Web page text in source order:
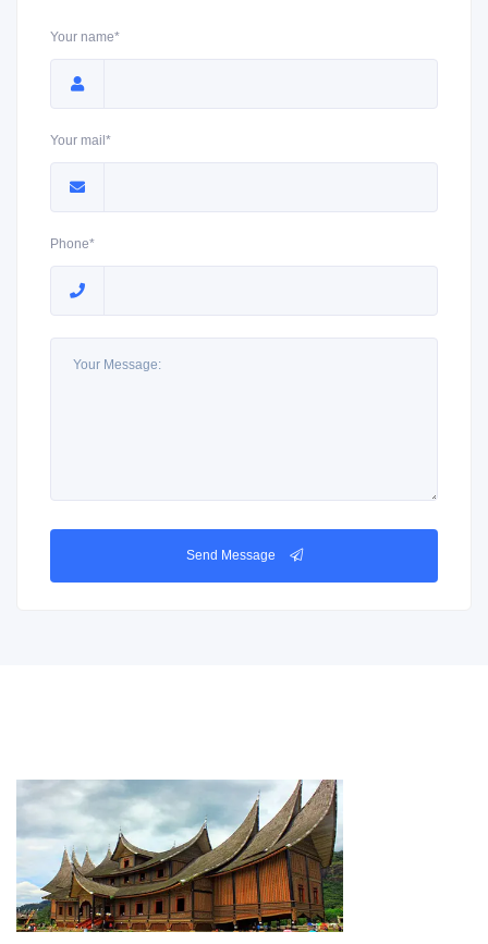
Your name*
Your mail*
Phone*
Send Message